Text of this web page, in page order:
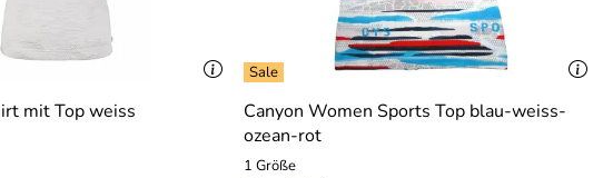
mit Top weiss
Canyon Women Sports Top blau-weiss-
ozean-rot
1 Größe